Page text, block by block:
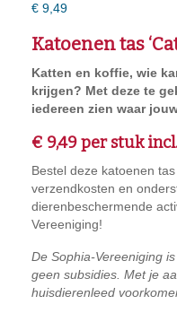
€ 9,49
Katoenen tas
Katten en koffie, wie
krijgen? Met deze te
iedereen zien waar
€ 9,49 per stuk
Bestel deze katoenen
verzendkosten en
dierenbeschermende
Vereeniging!
De Sophia-Vereeniging
geen subsidies. Met je
huisdierenleed